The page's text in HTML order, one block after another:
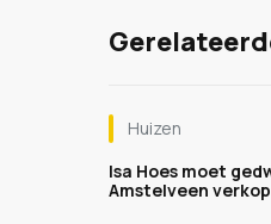
Huizen
Isa Hoes moet
Amstelveen